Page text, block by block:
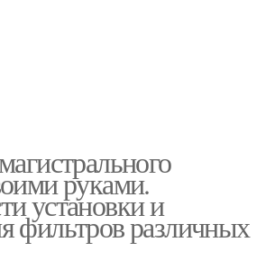
руками.
установки и
фильтров различных